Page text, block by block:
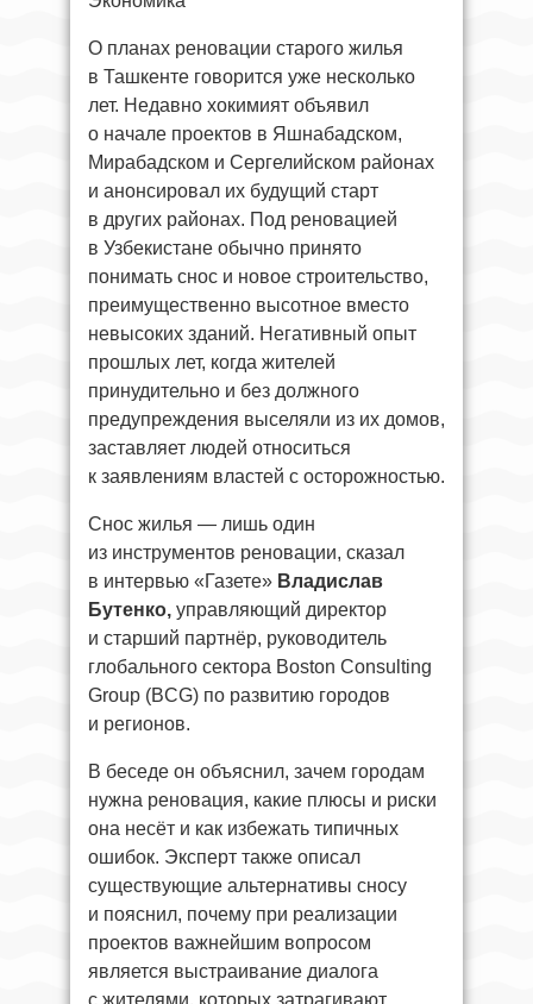
О планах реновации старого жилья
в Ташкенте говорится уже несколько
лет. Недавно хокимият объявил
о начале проектов в Яшнабадском,
Мирабадском и Сергелийском районах
и анонсировал их будущий старт
в других районах. Под реновацией
в Узбекистане обычно принято
понимать снос и новое строительство,
преимущественно высотное вместо
невысоких зданий. Негативный опыт
прошлых лет, когда жителей
принудительно и без должного
предупреждения выселяли из их домов,
заставляет людей относиться
к заявлениям властей с осторожностью.
Снос жилья — лишь один
из инструментов реновации, сказал
в интервью «Газете» Владислав
Бутенко, управляющий директор
и старший партнёр, руководитель
глобального сектора Boston Consulting
Group (BCG) по развитию городов
и регионов.
В беседе он объяснил, зачем городам
нужна реновация, какие плюсы и риски
она несёт и как избежать типичных
ошибок. Эксперт также описал
существующие альтернативы сносу
и пояснил, почему при реализации
проектов важнейшим вопросом
является выстраивание диалога
с жителями, которых затрагивают